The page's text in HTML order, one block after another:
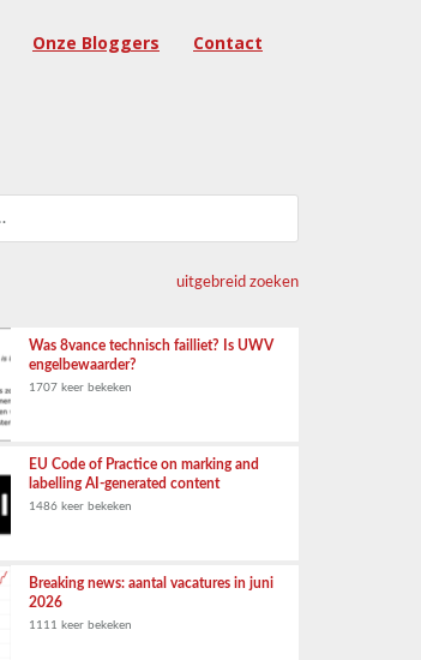
Onze Bloggers Contact
uitgebreid zoeken
Was 8vance technisch failliet? Is UWV
engelbewaarder?
1707 keer bekeken
EU Code of Practice on marking and
labelling AI-generated content
1486 keer bekeken
Breaking news: aantal vacatures in juni
2026
1111 keer bekeken